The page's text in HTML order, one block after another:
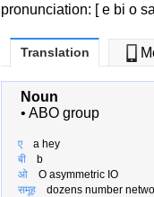
pronunciation: [ e bi o
Translation
Noun
• ABO group
एa hey
बी b
ओ O asymmetric IO
समूह dozens number